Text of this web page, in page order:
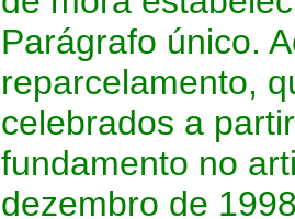
Parágrafo único.
reparcelamento,
celebrados a
fundamento no
dezembro de